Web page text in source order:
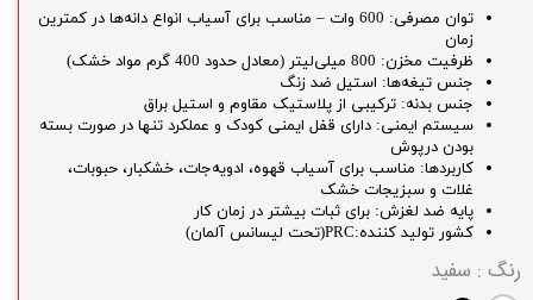
توان مصرفی: 600 وات – مناسب برای آسیاب انواع دانه‌ها در کمترین
زمان
ظرفیت مخزن: 800 میلی‌لیتر (معادل حدود 400 گرم مواد خشک)
جنس تیغه‌ها: استیل ضد زنگ
جنس بدنه: ترکیبی از پلاستیک مقاوم و استیل براق
سیستم ایمنی: دارای قفل ایمنی کودک و عملکرد تنها در صورت بسته
بودن درپوش
کاربردها: مناسب برای آسیاب قهوه، ادویه‌جات، خشکبار، حبوبات،
غلات و سبزیجات خشک
پایه ضد لغزش: برای ثبات بیشتر در زمان کار
کشور تولید کننده:PRC(تحت لیسانس آلمان)
رنگ : سفید